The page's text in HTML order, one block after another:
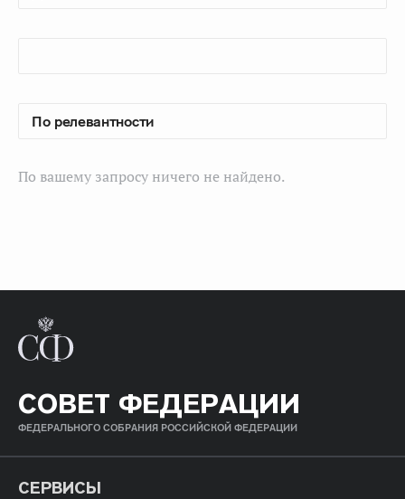
По вашему запросу ничего не найдено.
СОВЕТ ФЕДЕРАЦИИ
ФЕДЕРАЛЬНОГО СОБРАНИЯ РОССИЙСКОЙ ФЕДЕРАЦИИ
СЕРВИСЫ